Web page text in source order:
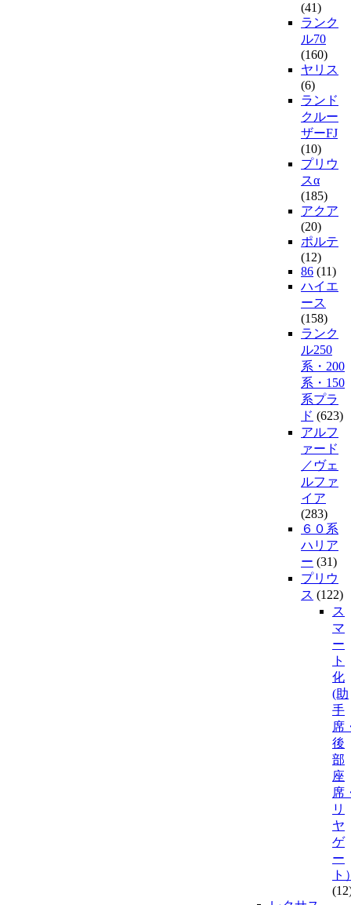
(41)
ランク
ル70
(160)
ヤリス
(6)
ランド
クルー
ザーFJ
(10)
プリウ
スα
(185)
アクア
(20)
ポルテ
(12)
86 (11)
ハイエ
ース
(158)
ランク
ル250
系・200
系・150
系プラ
ド (623)
アルフ
ァード
／ヴェ
ルファ
イア
(283)
６０系
ハリア
ー (31)
プリウ
ス (122)
ス
マ
ー
ト
化
(助
手
席
後
部
座
席
リ
ヤ
ゲ
ー
ト